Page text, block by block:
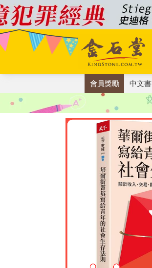
會員獎勵 中文書